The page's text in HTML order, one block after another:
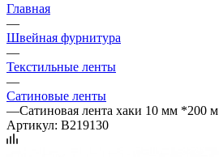
Главная
—
Швейная фурнитура
—
Текстильные ленты
—
Сатиновые ленты
—Сатиновая лента хаки 10 мм *200 м
Артикул: B219130